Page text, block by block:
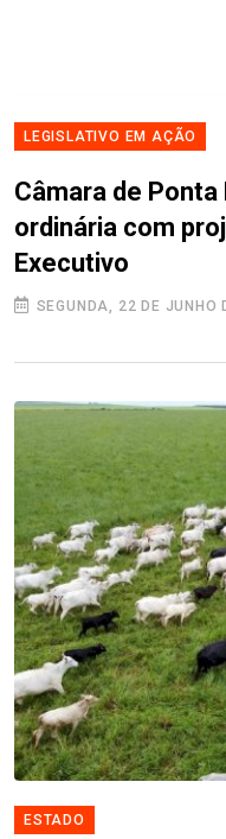
LEGISLATIVO EM AÇÃO
Câmara de
ordinária com
Executivo
SEGUNDA, 22 DE JUNHO
ESTADO